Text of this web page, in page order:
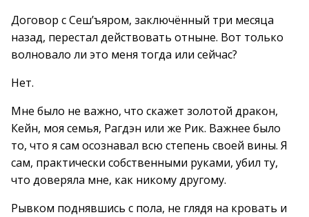
Договор с Сеш’ъяром, заключённый три месяца
назад, перестал действовать отныне. Вот только
волновало ли это меня тогда или сейчас?
Нет.
Мне было не важно, что скажет золотой дракон,
Кейн, моя семья, Рагдэн или же Рик. Важнее было
то, что я сам осознавал всю степень своей вины. Я
сам, практически собственными руками, убил ту,
что доверяла мне, как никому другому.
Рывком поднявшись с пола, не глядя на кровать и